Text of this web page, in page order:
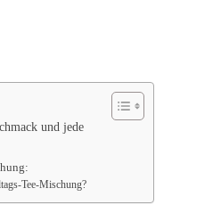
und jede
Tee-Mischung?